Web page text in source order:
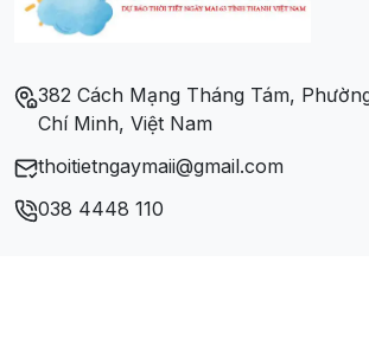
Xã Xá Tổng
382 Cách Mạng Tháng Tám,
Chí Minh, Việt Nam
thoitietngaymaii@gmail.com
038 4448 110